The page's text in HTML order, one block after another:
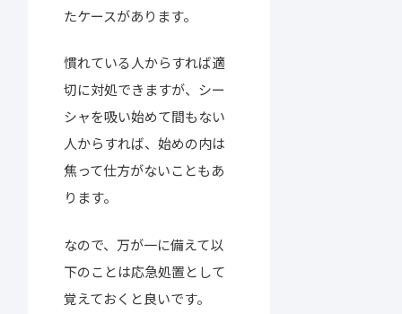
たケースがあります。
慣れている人からすれば適
切に対処できますが、シー
シャを吸い始めて間もない
人からすれば、始めの内は
焦って仕方がないこともあ
ります。
なので、万が一に備えて以
下のことは応急処置として
覚えておくと良いです。